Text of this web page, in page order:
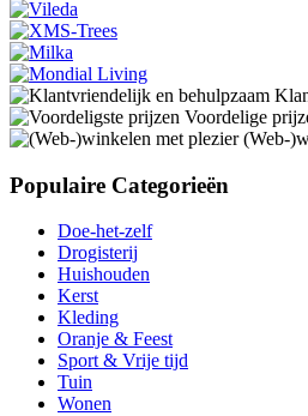
Voordelige
(Web-
Populaire Categorieën
Doe-het-zelf
Drogisterij
Huishouden
Kerst
Kleding
Oranje & Feest
Sport & Vrije tijd
Tuin
Wonen